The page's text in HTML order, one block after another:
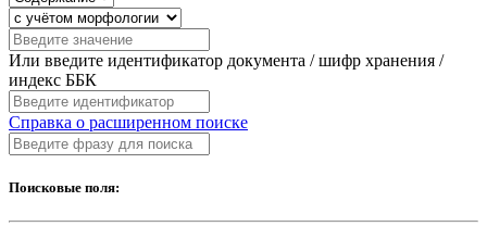
Или введите идентификатор документа / шифр хранения /
индекс ББК
Справка о расширенном поиске
Поисковые поля: